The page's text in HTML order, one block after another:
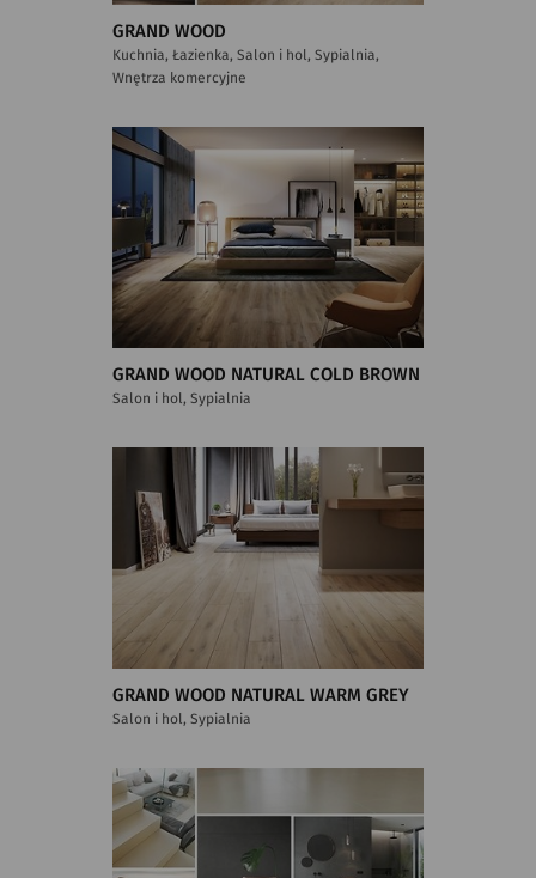
GRAND WOOD
Kuchnia, Łazienka, Salon i hol, Sypialnia,
Wnętrza komercyjne
GRAND WOOD NATURAL COLD BROWN
Salon i hol, Sypialnia
GRAND WOOD NATURAL WARM GREY
Salon i hol, Sypialnia